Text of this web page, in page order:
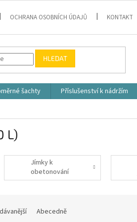
OCHRANA OSOBNÍCH ÚDAJŮ KONTAKT
HLEDAT
šachty Příslušenství k nádržím
L)
Jímky k
obetonování
Abecedně